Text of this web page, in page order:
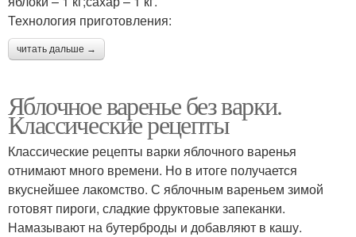
Технология приготовления:
читать дальше →
Яблочное варенье без варки.
Классические рецепты
Классические рецепты варки яблочного варенья
отнимают много времени. Но в итоге получается
вкуснейшее лакомство. С яблочным вареньем зимой
готовят пироги, сладкие фруктовые запеканки.
Намазывают на бутерброды и добавляют в кашу.